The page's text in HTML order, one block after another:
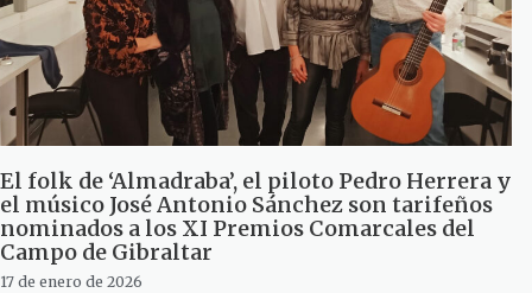
El folk de ‘Almadraba’, el piloto Pedro Herrera y
el músico José Antonio Sánchez son tarifeños
nominados a los XI Premios Comarcales del
Campo de Gibraltar
17 de enero de 2026